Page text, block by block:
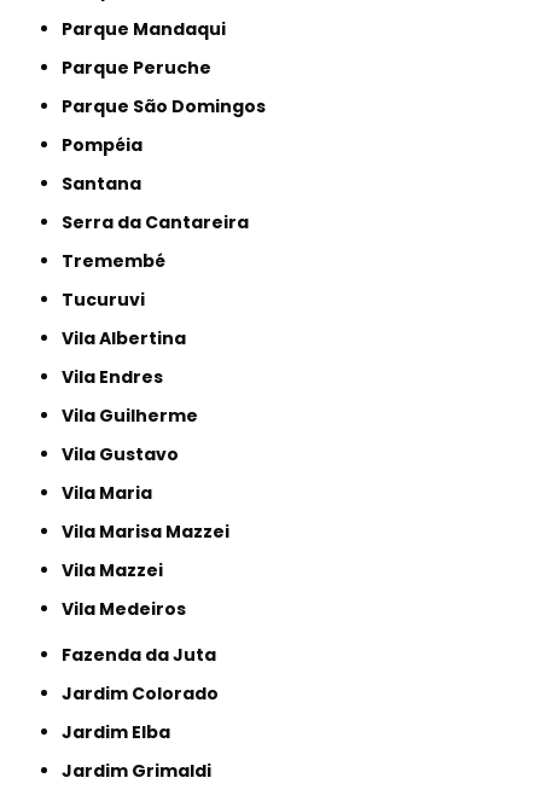
Parque Mandaqui
Parque Peruche
Parque São Domingos
Pompéia
Santana
Serra da Cantareira
Tremembé
Tucuruvi
Vila Albertina
Vila Endres
Vila Guilherme
Vila Gustavo
Vila Maria
Vila Marisa Mazzei
Vila Mazzei
Vila Medeiros
Fazenda da Juta
Jardim Colorado
Jardim Elba
Jardim Grimaldi